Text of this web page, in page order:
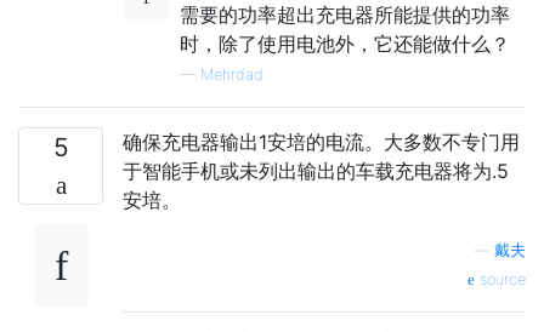
需要的功率超出充电器所能提供的功率
时，除了使用电池外，它还能做什么？
— Mehrdad
5
确保充电器输出1安培的电流。大多数不专门用
于智能手机或未列出输出的车载充电器将为.5
安培。
戴夫
source